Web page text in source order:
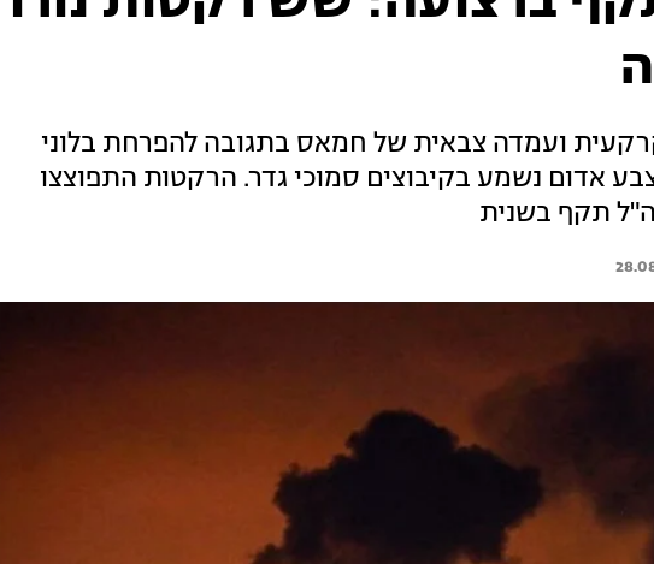
ועמדה צבאית של חמאס בתגובה להפרחת בלוני
אדום נשמע בקיבוצים סמוכי גדר. הרקטות התפוצצו
תקף בשנית